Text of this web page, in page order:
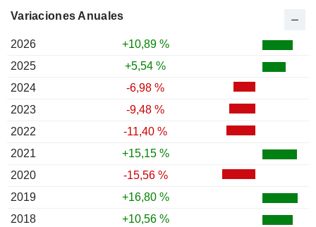
Variaciones Anuales
2026
+10,89 %
2025
+5,54 %
2024
-6,98 %
2023
-9,48 %
2022
-11,40 %
2021
+15,15 %
2020
-15,56 %
2019
+16,80 %
2018
+10,56 %